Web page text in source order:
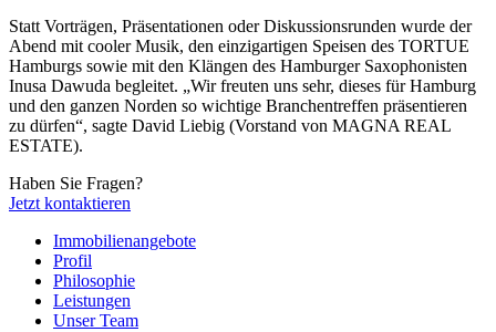
Statt Vorträgen, Präsentationen oder Diskussionsrunden wurde der
Abend mit cooler Musik, den einzigartigen Speisen des TORTUE
Hamburgs sowie mit den Klängen des Hamburger Saxophonisten
Inusa Dawuda begleitet. „Wir freuten uns sehr, dieses für Hamburg
und den ganzen Norden so wichtige Branchentreffen präsentieren
zu dürfen“, sagte David Liebig (Vorstand von MAGNA REAL
ESTATE).
Haben Sie Fragen?
Jetzt kontaktieren
Immobilienangebote
Profil
Philosophie
Leistungen
Unser Team